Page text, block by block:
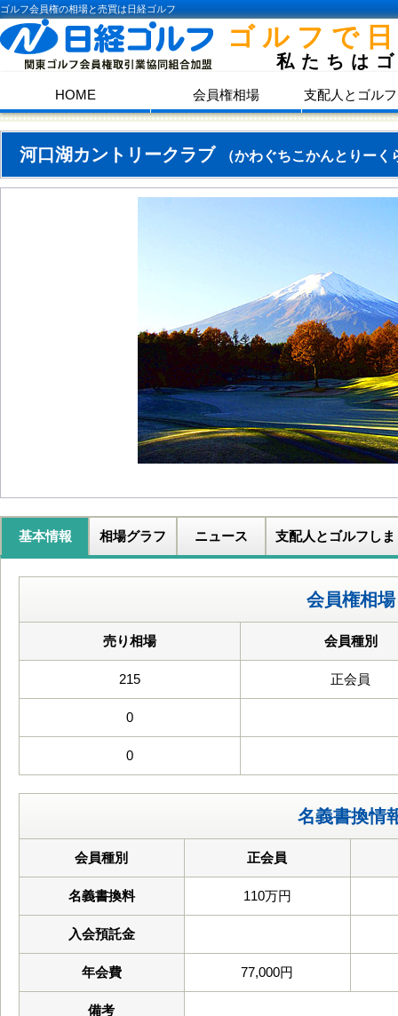
ゴルフ会員権の相場と売買は日経ゴルフ
ゴルフで
私たちは
HOME 会員権相場 支配人とゴル
河口湖カントリークラブ （かわぐちこかんとりーく
基本情報 相場グラフ ニュース 支配人とゴルフしま
会員権相場
売り相場 会員種別
215 正会員
0
0
名義書換情
会員種別 正会員
名義書換料 110万円
入会預託金
年会費 77,000円
備考